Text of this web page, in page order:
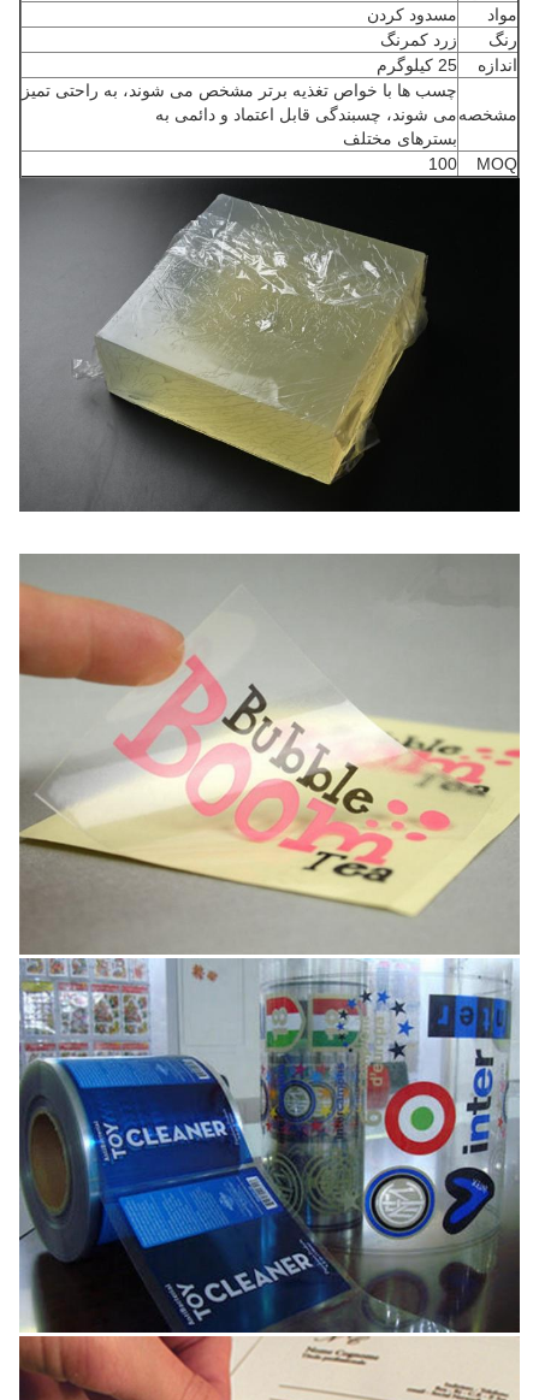
مواد
مسدود کردن
رنگ
زرد کمرنگ
اندازه
25 کیلوگرم
مشخصه
چسب ها با خواص تغذیه برتر مشخص می شوند، به راحتی تمیز
می شوند، چسبندگی قابل اعتماد و دائمی به
بسترهای مختلف
MOQ
100